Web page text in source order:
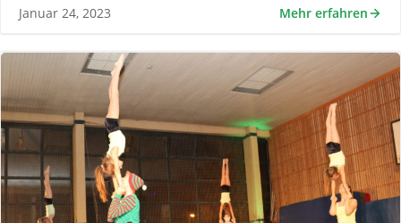
Januar 24, 2023 Mehr erfahren